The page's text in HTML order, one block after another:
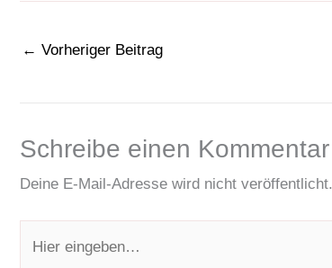
← Vorheriger Beitrag
Schreibe einen Kommentar
Deine E-Mail-Adresse wird nicht veröffentlicht.